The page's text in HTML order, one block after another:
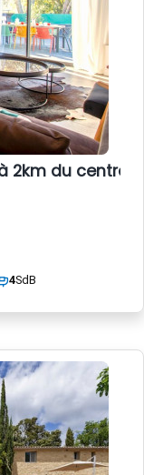
du centre-
4SdB